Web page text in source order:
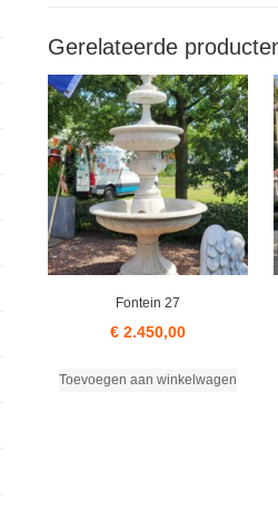
Gerelateerde
Fontein 27
€ 2.450,00
Toevoegen aan winkelwagen